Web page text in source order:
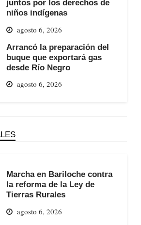
juntos por los derechos de
niños indígenas
agosto 6, 2026
Arrancó la preparación del
buque que exportará gas
desde Río Negro
agosto 6, 2026
Marcha en Bariloche contra
la reforma de la Ley de
Tierras Rurales
agosto 6, 2026